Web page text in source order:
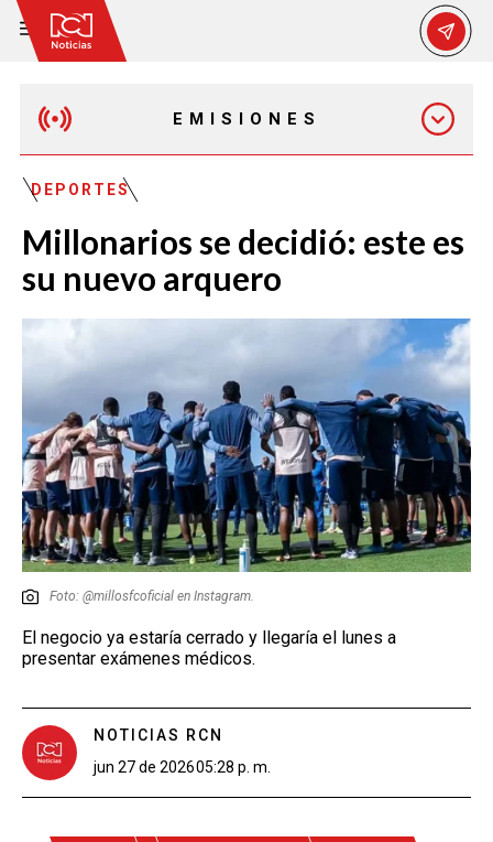
EMISIONES
EMISIÓN 12:30 PM
EMISIÓN 11:30 PM
DEPORTES
Millonarios se decidió: este es
su nuevo arquero
Foto: @millosfcoficial en Instagram.
El negocio ya estaría cerrado y llegaría el lunes a
presentar exámenes médicos.
NOTICIAS RCN
jun 27 de 202605:28 p. m.